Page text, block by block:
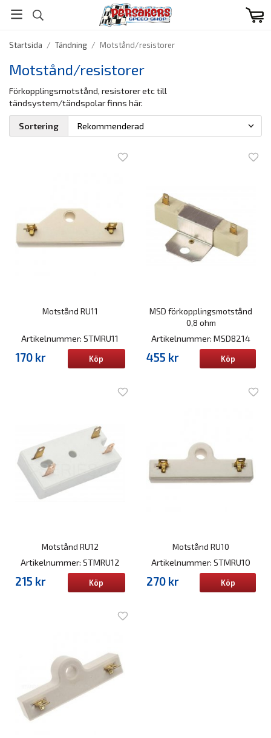
Startsida / Tändning / Motstånd/resistorer
Motstånd/resistorer
Förkopplingsmotstånd, resistorer etc till
tändsystem/tändspolar finns här.
Sortering
Motstånd RU11
Artikelnummer: STMRU11
170 kr Köp
MSD förkopplingsmotstånd
0,8 ohm
Artikelnummer: MSD8214
455 kr Köp
Motstånd RU12
Artikelnummer: STMRU12
215 kr Köp
Motstånd RU10
Artikelnummer: STMRU10
270 kr Köp